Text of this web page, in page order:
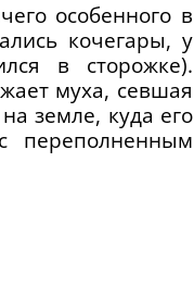
особенного в
кочегары, у
в сторожке).
муха, севшая
земле, куда его